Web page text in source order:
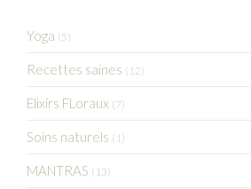
Yoga (5)
Recettes saines (12)
Elixirs FLoraux (7)
Soins naturels (1)
MANTRAS (13)